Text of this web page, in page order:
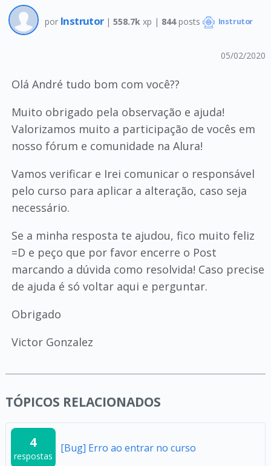
por Instrutor | 558.7k xp | 844posts Instrutor
05/02/2020
Olá André tudo bom com você??
Muito obrigado pela observação e ajuda!
Valorizamos muito a participação de vocês em
nosso fórum e comunidade na Alura!
Vamos verificar e Irei comunicar o responsável
pelo curso para aplicar a alteração, caso seja
necessário.
Se a minha resposta te ajudou, fico muito feliz
=D e peço que por favor encerre o Post
marcando a dúvida como resolvida! Caso precise
de ajuda é só voltar aqui e perguntar.
Obrigado
Victor Gonzalez
TÓPICOS RELACIONADOS
4
respostas
[Bug] Erro ao entrar no curso